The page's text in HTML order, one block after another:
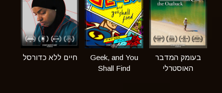
בעומק המדבר
האוסטרלי
Geek, and You
Shall Find
חיים ללא כדורסל